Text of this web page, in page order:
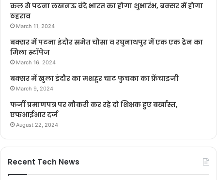
कल से पटना लखनऊ वंदे भारत का होगा शुभारंभ, बक्सर में होगा
ठहराव
March 11, 2024
बक्सर में पटना इंदौर समेत चौसा व रघुनाथपुर में एक एक ट्रेन का
मिला स्टॉपेज
March 16, 2024
बक्सर में खुला इंदौर का मशहूर चाट फुचका का फ्रेंचाइजी
March 9, 2024
फर्जी प्रमाणपत्र पर नौकरी कर रहे दो शिक्षक हुए बर्खास्त,
एफआईआर दर्ज
August 22, 2024
Recent Tech News